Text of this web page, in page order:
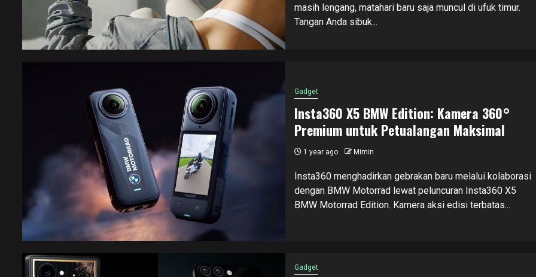
masih lengang, matahari baru saja muncul di ufuk timur.
Tangan Anda sibuk...
Gadget
Insta360 X5 BMW Edition: Kamera 360°
Premium untuk Petualangan Maksimal
1 year ago Mimin
Insta360 menghadirkan gebrakan baru melalui kolaborasi
dengan BMW Motorrad lewat peluncuran Insta360 X5
BMW Motorrad Edition. Kamera aksi edisi terbatas...
Gadget